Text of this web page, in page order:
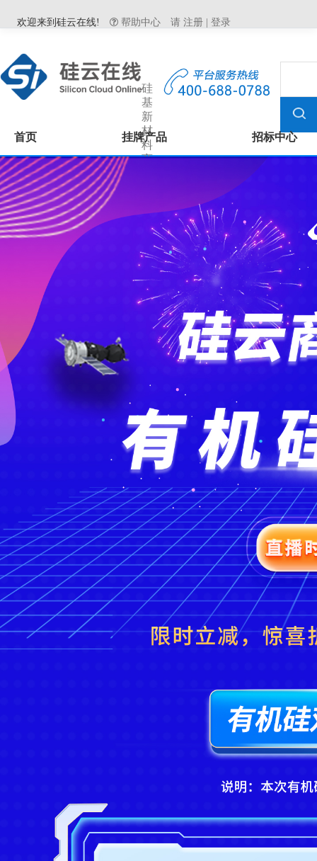
欢迎来到硅云在线! 帮助中心 请 注册 登录
硅
基
新
材
料
商
首页 挂牌产品 招标中心